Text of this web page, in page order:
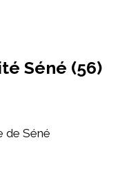
Séné (56)
de Séné